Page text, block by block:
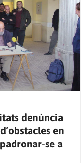
denúncia
en
se a